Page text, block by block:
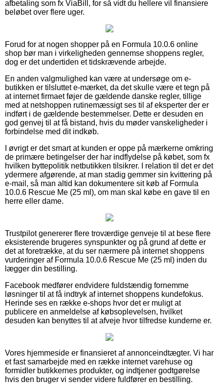
afbetaling som fx ViaBill, for så vidt du hellere vil finansiere
beløbet over flere uger.
Forud for at nogen shopper på en Formula 10.0.6 online
shop bør man i virkeligheden gennemse shoppens regler,
dog er det undertiden et tidskrævende arbejde.
En anden valgmulighed kan være at undersøge om e-
butikken er tilsluttet e-mærket, da det skulle være et tegn på
at internet firmaet føjer de gældende danske regler, tillige
med at netshoppen rutinemæssigt ses til af eksperter der er
indført i de gældende bestemmelser. Dette er desuden en
god genvej til at få bistand, hvis du møder vanskeligheder i
forbindelse med dit indkøb.
I øvrigt er det smart at kunden er oppe på mærkerne omkring
de primære betingelser der har indflydelse på købet, som fx
hvilken byttepolitik netbutikken tilsikrer. I relation til det er det
ydermere afgørende, at man stadig gemmer sin kvittering på
e-mail, så man altid kan dokumentere sit køb af Formula
10.0.6 Rescue Me (25 ml), om man skal købe en gave til en
herre eller dame.
Trustpilot genererer flere troværdige genveje til at bese flere
eksisterende brugeres synspunkter og på grund af dette er
det at foretrække, at du ser nærmere på internet shoppens
vurderinger af Formula 10.0.6 Rescue Me (25 ml) inden du
lægger din bestilling.
Facebook medfører endvidere fuldstændig fornemme
løsninger til at få indtryk af internet shoppens kundefokus.
Herinde ses en række e-shops hvor det er muligt at
publicere en anmeldelse af købsoplevelsen, hvilket
desuden kan benyttes til at afveje hvor tilfredse kunderne er.
Vores hjemmeside er finansieret af annonceindtægter. Vi har
et fast samarbejde med en række internet varehuse og
formidler butikkernes produkter, og indtjener godtgørelse
hvis den bruger vi sender videre fuldfører en bestilling.